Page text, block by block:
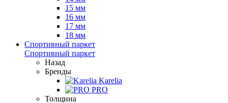
15 мм
16 мм
17 мм
18 мм
Спортивный паркет
Спортивный паркет
Назад
Бренды
Karelia
PRO
Толщина